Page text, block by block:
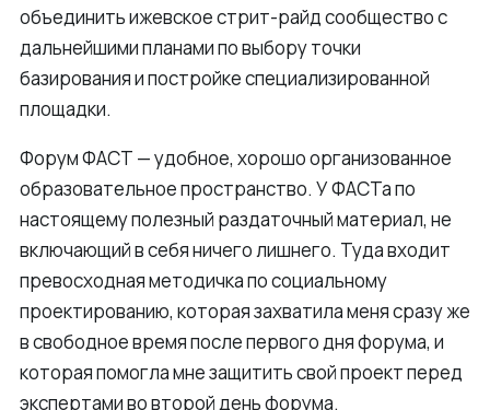
объединить ижевское стрит-райд сообщество с
дальнейшими планами по выбору точки
базирования и постройке специализированной
площадки.
Форум ФАСТ — удобное, хорошо организованное
образовательное пространство. У ФАСТа по
настоящему полезный раздаточный материал, не
включающий в себя ничего лишнего. Туда входит
превосходная методичка по социальному
проектированию, которая захватила меня сразу же
в свободное время после первого дня форума, и
которая помогла мне защитить свой проект перед
экспертами во второй день форума.